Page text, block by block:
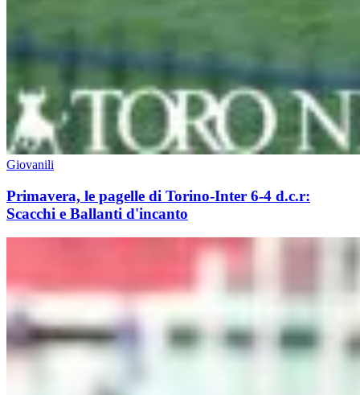
Giovanili
Primavera, le pagelle di Torino-Inter 6-4 d.c.r:
Scacchi e Ballanti d'incanto